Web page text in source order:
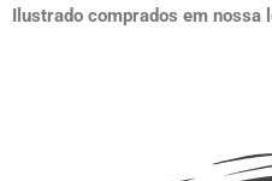
Ilustrado comprados em nossa